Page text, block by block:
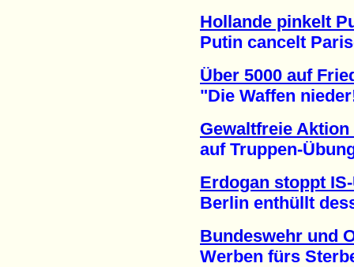
Hollande pinkelt
Putin cancelt Paris-
Über 5000 auf
"Die Waffen
Gewaltfreie
auf Truppen-
Erdogan stoppt
Berlin enthüllt
Bundeswehr und
Werben fürs